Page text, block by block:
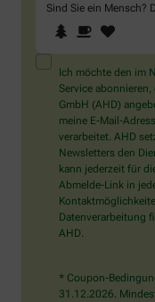
Sind Sie ein Mensch?
Sind
Sie
ein
Mensch?
Dann
wählen
Sie
bitte
die
Tasse.
1 2
Ich möchte den im
Service
GmbH (AHD)
meine E-Mail-
verarbeitet. AHD
Newsletters den
kann jederzeit für
Abmelde-Link in
Datenverarbeitung
AHD.
* Coupon-
31.12.2026.